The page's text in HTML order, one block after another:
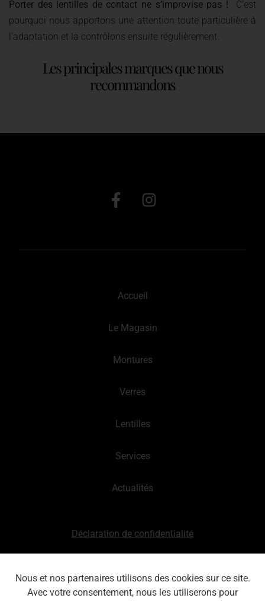
Porter des lentilles de contact ne s’improvise pas ! C'est
pourquoi nous apportons une attention toute particulière à
l'adaptation et la contrôlons ensuite régulièrement.
Les principales marques que nous
recommandons
Accueil
Le Magasin
Montures
Verres
Lentilles
Services
Actualités
Déclaration de confidentialité
Nous et nos partenaires utilisons des cookies sur ce site.
Avec votre consentement, nous les utiliserons pour